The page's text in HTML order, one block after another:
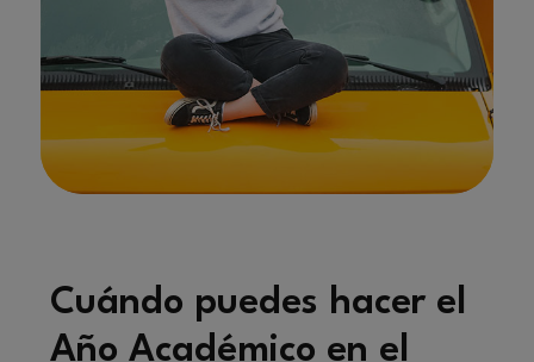
Cuándo puedes hacer el
Año Académico en el